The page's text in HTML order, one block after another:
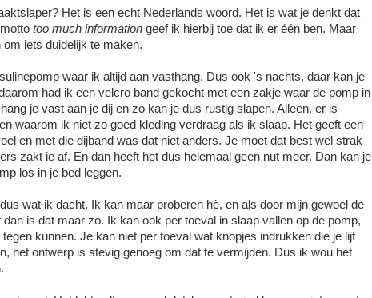
Het is een echt Nederlands woord. Het is wat je denkt dat
too much information geef ik hierbij toe dat ik er één ben. Maar
om iets duidelijk te maken.
waar ik altijd aan vasthang. Dus ook 's nachts, daar kan je
had ik een velcro band gekocht met een zakje waar de pomp in
je vast aan je dij en zo kan je dus rustig slapen. Alleen, er is
waarom ik niet zo goed kleding verdraag als ik slaap. Het geeft een
en met die dijband was dat niet anders. Je moet dat best wel strak
zakt ie af. En dan heeft het dus helemaal geen nut meer. Dan kan je
los in je bed leggen.
wat ik dacht. Ik kan maar proberen hè, en als door mijn gewoel de
dan is dat maar zo. Ik kan ook per toeval in slaap vallen op de pomp,
kunnen. Je kan niet per toeval wat knopjes indrukken die je lijf
het ontwerp is stevig genoeg om dat te vermijden. Dus ik wou het